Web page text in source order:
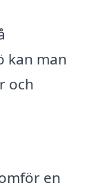
kan man
och
en